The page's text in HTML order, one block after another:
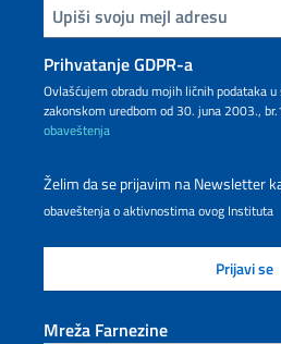
Upiši vaš imejl
Prihvatanje GDPR-a
Ovlašćujem obradu mojih ličnih podataka
zakonskom uredbom od 30. juna 2003.,
obaveštenja
Želim da se prijavim na Newsletter
obaveštenja o aktivnostima ovog Instituta
Mreža Farnezine